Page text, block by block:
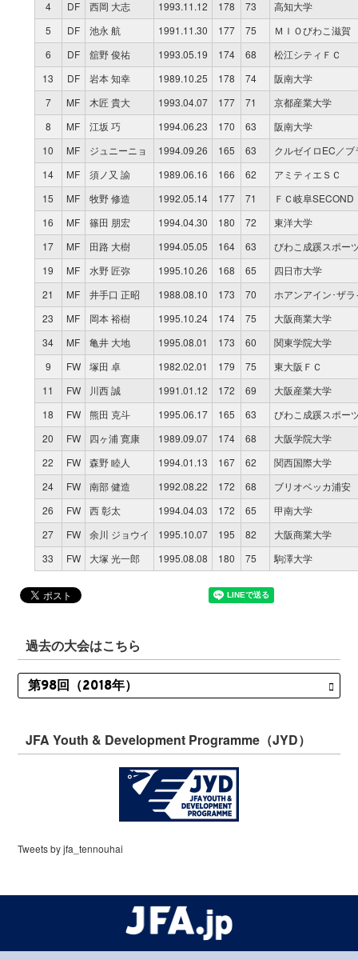
4
DF 西岡 大志 1993.11.12 178 73
高知大学
5
DF 池永 航 1991.11.30 177 75
ＭＩＯびわこ滋賀
6
DF 舘野 俊祐 1993.05.19 174 68
松江シティＦＣ
13
DF 岩本 知幸 1989.10.25 178 74
阪南大学
7
MF 木匠 貴大 1993.04.07 177 71
京都産業大学
8
MF 江坂 巧 1994.06.23 170 63
阪南大学
10
MF ジュニーニョ 1994.09.26 165 63
クルゼイロEC／ブ
14
MF 須ノ又 諭 1989.06.16 166 62
アミティエＳＣ
15
MF 牧野 修造 1992.05.14 177 71
ＦＣ岐阜SECOND
16
MF 篠田 朋宏 1994.04.30 180 72
東洋大学
17
MF 田路 大樹 1994.05.05 164 63
びわこ成蹊スポー
19
MF 水野 匠弥 1995.10.26 168 65
四日市大学
21
MF 井手口 正昭 1988.08.10 173 70
ホアンアイン･ザ
23
MF 岡本 裕樹 1995.10.24 174 75
大阪商業大学
34
MF 亀井 大地 1995.08.01 173 60
関東学院大学
9
FW 塚田 卓 1982.02.01 179 75
東大阪ＦＣ
11
FW 川西 誠 1991.01.12 172 69
大阪産業大学
18
FW 熊田 克斗 1995.06.17 165 63
びわこ成蹊スポー
20
FW 四ヶ浦 寛康 1989.09.07 174 68
大阪学院大学
22
FW 森野 睦人 1994.01.13 167 62
関西国際大学
24
FW 南部 健造 1992.08.22 172 68
ブリオベッカ浦安
26
FW 西 彰太 1994.04.03 172 65
甲南大学
27
FW 余川 ジョウイ 1995.10.07 195 82
大阪商業大学
33
FW 大塚 光一郎 1995.08.08 180 75 駒澤大学
過去の大会はこちら
JFA Youth & Development Programme（JYD）
Tweets by jfa_tennouhai